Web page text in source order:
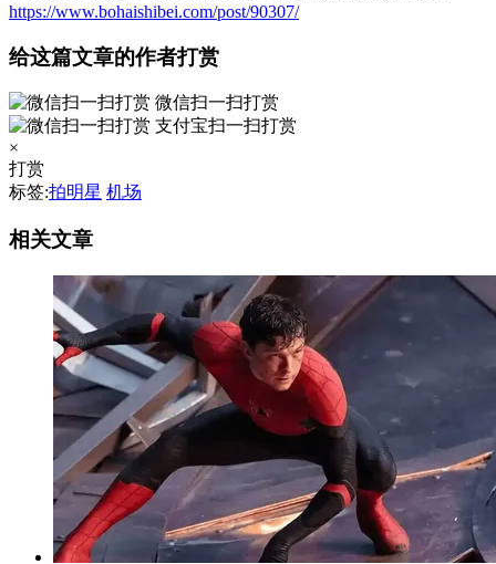
https://www.bohaishibei.com/post/90307/
给这篇文章的作者打赏
微信扫一扫打赏
支付宝扫一扫打赏
×
打赏
标签:拍明星 机场
相关文章